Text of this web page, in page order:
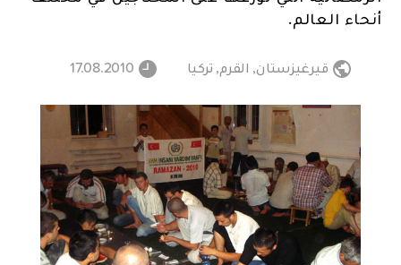
أنحاء العالم.
قيرغيزستان, القرم, تركيا 17.08.2010